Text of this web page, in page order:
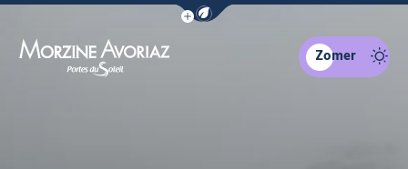
Navigatiebalk eco-modus
Zomer